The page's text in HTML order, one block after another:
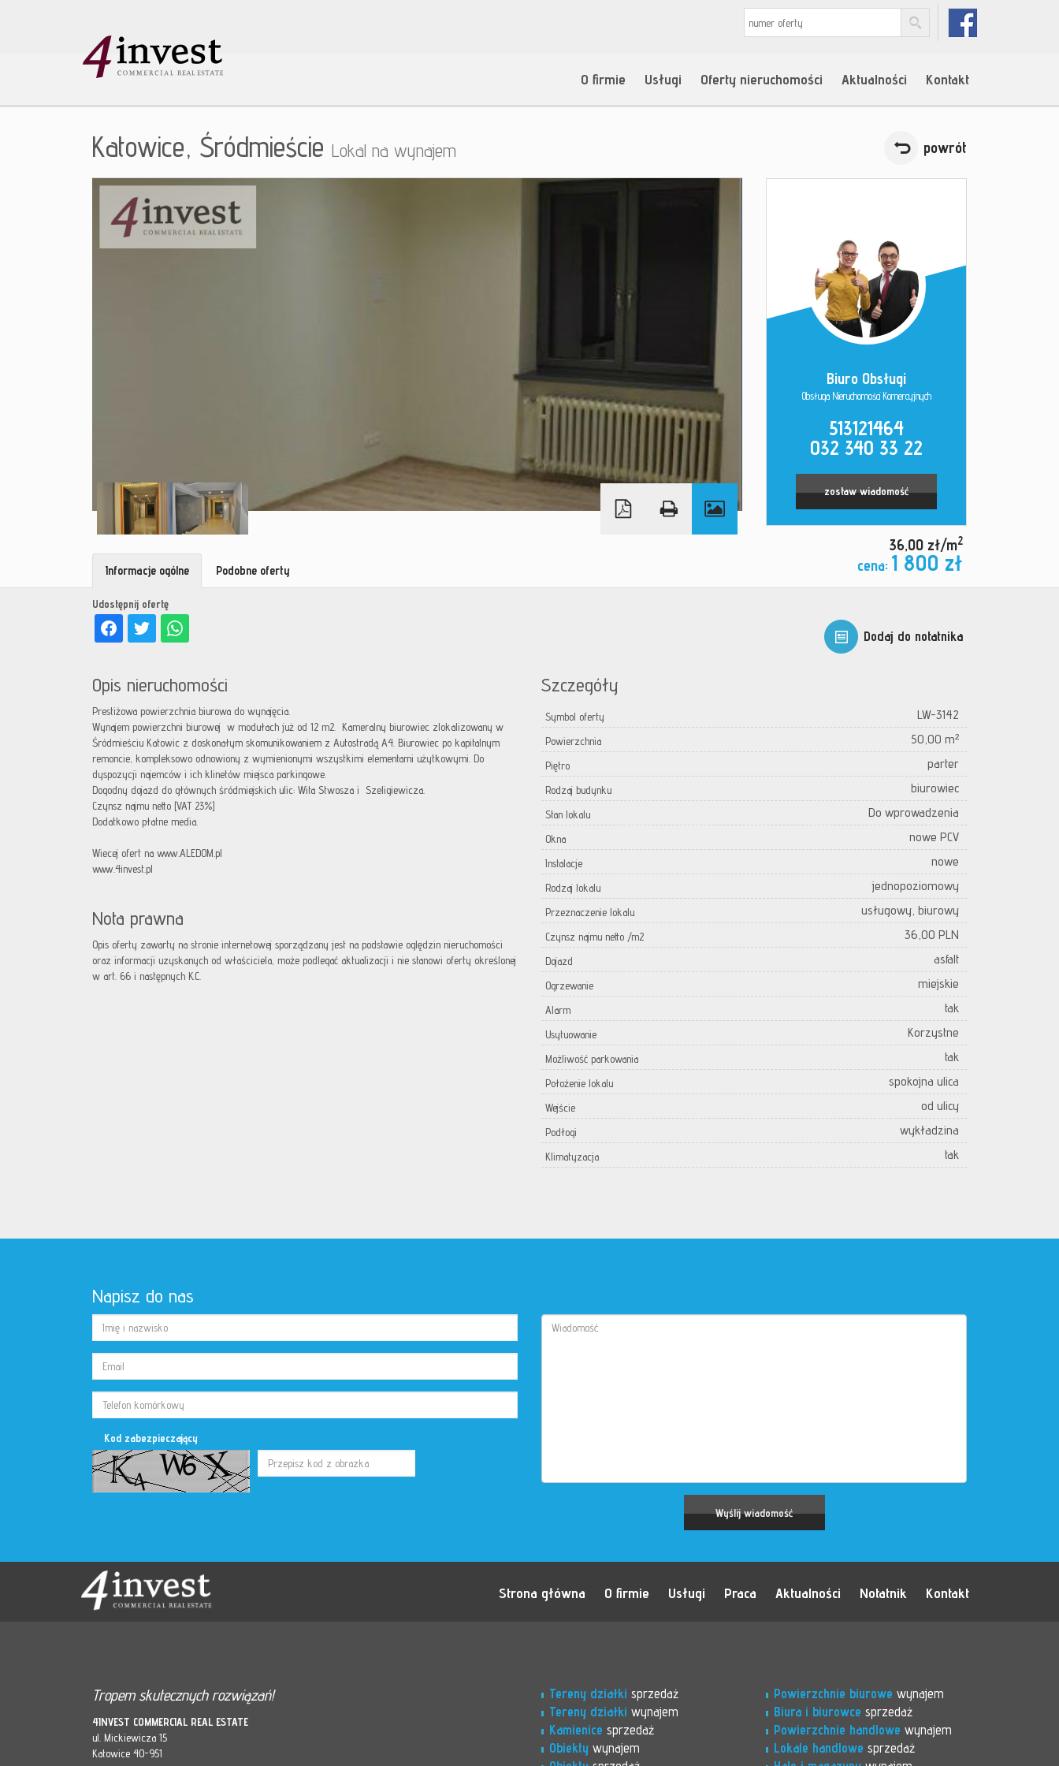
O firmie Usługi Oferty nieruchomości Aktualności Kontakt
Katowice, Śródmieście Lokal na wynajem powrót
Biuro Obsługi
Obsługa Nieruchomości Komercyjnych
513121464
032 340 33 22
zostaw wiadomość
36,00 zł/m2
cena: 1 800 zł
Dodaj do notatnika
Udostępnij ofertę
Informacje ogólne Podobne oferty
Opis nieruchomości
Prestiżowa powierzchnia biurowa do wynajęcia.
Wynajem powierzchni biurowej w modułach już od 12 m2. Kameralny biurowiec zlokalizowany w
Śródmieściu Katowic z doskonałym skomunikowaniem z Autostradą A4. Biurowiec po kapitalnym
remoncie, kompleksowo odnowiony z wymienionymi wszystkimi elementami użytkowymi. Do
dyspozycji najemców i ich klinetów miejsca parkingowe.
Dogodny dojazd do głównych śródmiejskich ulic: Wita Stwosza i Szeligiewicza.
Czynsz najmu netto [VAT 23%]
Dodatkowo płatne media.
Wiecej ofert na www.ALEDOM.pl
www.4invest.pl
Nota prawna
Opis oferty zawarty na stronie internetowej sporządzany jest na podstawie oględzin nieruchomości
oraz informacji uzyskanych od właściciela, może podlegać aktualizacji i nie stanowi oferty określonej
w art. 66 i następnych K.C.
Szczegóły
Symbol oferty LW-3142
Powierzchnia 50,00 m²
Piętro parter
Rodzaj budynku biurowiec
Stan lokalu Do wprowadzenia
Okna nowe PCV
Instalacje nowe
Rodzaj lokalu jednopoziomowy
Przeznaczenie lokalu usługowy, biurowy
Czynsz najmu netto /m2 36,00 PLN
Dojazd asfalt
Ogrzewanie miejskie
Alarm tak
Usytuowanie Korzystne
Możliwość parkowania tak
Położenie lokalu spokojna ulica
Wejście od ulicy
Podłogi wykładzina
Klimatyzacja tak
Napisz do nas
Kod zabezpieczający
Strona główna O firmie Usługi Praca Aktualności Notatnik Kontakt
Tropem skutecznych rozwiązań!
4INVEST COMMERCIAL REAL ESTATE
ul. Mickiewicza 15
Katowice 40-951
Tereny działki sprzedaż
Tereny działki wynajem
Kamienice sprzedaż
Obiekty wynajem
Powierzchnie biurowe wynajem
Biura i biurowce sprzedaż
Powierzchnie handlowe wynajem
Lokale handlowe sprzedaż